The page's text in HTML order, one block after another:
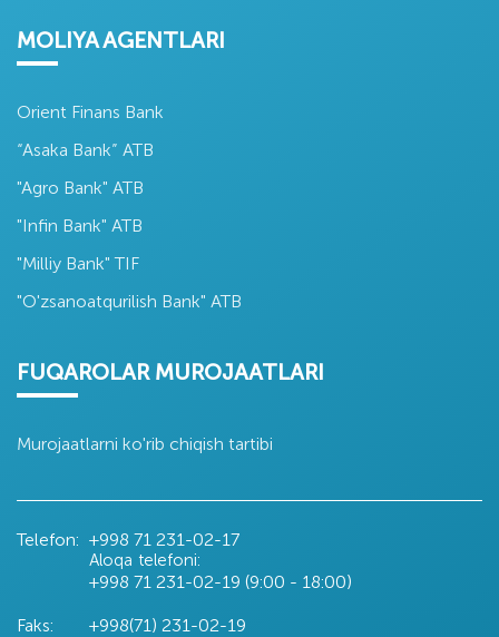
MOLIYA AGENTLARI
Orient Finans Bank
“Asaka Bank” ATB
"Agro Bank" ATB
"Infin Bank" ATB
"Milliy Bank" TIF
"O'zsanoatqurilish Bank" ATB
FUQAROLAR MUROJAATLARI
Murojaatlarni ko'rib chiqish tartibi
Telefon: +998 71 231-02-17
Aloqa telefoni:
+998 71 231-02-19 (9:00 - 18:00)
Faks: +998(71) 231-02-19